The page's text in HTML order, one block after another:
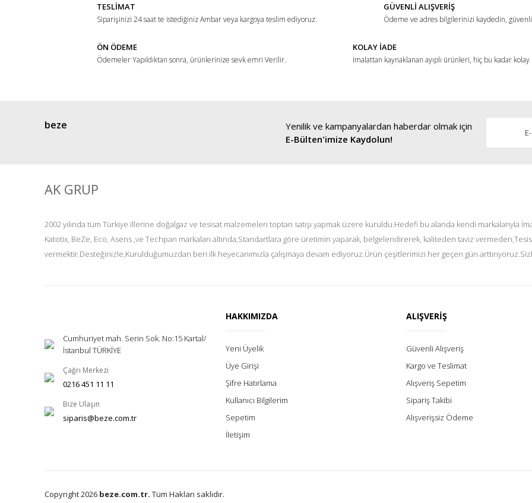
Ürün bilgilerinde hatalar bulunuyor.
Bu ürüne benzer farklı alternatifler olmalı.
Gönder
TESLİMAT
Siparişinizi 24 saat te istediğiniz Ambar veya kargoya teslim ediyoruz.
GÜVENLİ ALIŞVERİŞ
Ödeme ve adres bilgilerinizi kaydedin, güvenli
ÖN ÖDEME
Ödemeler Yapıldıktan sonra, ürünlerinize sevk emri Verilir.
KOLAY İADE
İmalattan kaynaklanan ayıplı ürünleri, hiç bu kadar kolay
beze
Yenilik ve kampanyalardan haberdar olmak için
E-Bülten'imize Kaydolun!
AK GRUP
2002 yılında tüm Türkiye illerine doğalgaz ve tesisat malzemeleri toptan satışı yapmak üzere kuruldu.Hedefi bu alanda kendi markalarıyla
Katotix, BeZe, Eco, Asens ,ve Techpan markaları altında,Standartlara göre üretimin yaparak, belgelendirerek, kaliteden taviz
vermektir.Desteğinizle,Kurulduğumuzdan beri ilk heyecanımızla çalışmaya devam ediyoruz.Ürün çeşitlerimizi her geçen gün
Cumhuriyet mah. Serin Sok. No:15 Kartal/
İstanbul TÜRKİYE
Çağrı Merkezi
0216 451 11 11
Bize Ulaşın
siparis@beze.com.tr
HAKKIMIZDA
Yeni Üyelik
Üye Girişi
Şifre Hatırlama
Kullanıcı Bilgilerim
Sepetim
İletişim
ALIŞVERİŞ
Güvenli Alışveriş
Kargo ve Teslimat
Alışveriş Sepetim
Sipariş Takibi
Alışverişsiz Ödeme
Copyright 2026 beze.com.tr. Tüm Hakları saklıdır.